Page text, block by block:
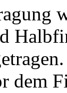
dem